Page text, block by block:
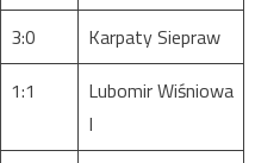
3:0
Karpaty Siepraw
1:1
Lubomir Wiśniowa
I